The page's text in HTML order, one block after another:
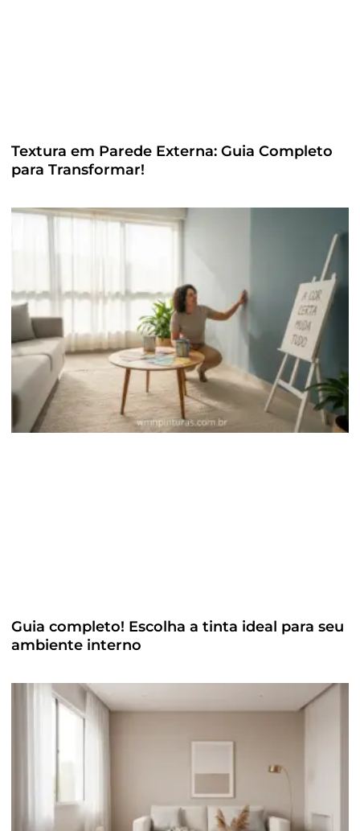
Textura em Parede Externa: Guia Completo
para Transformar!
Guia completo! Escolha a tinta ideal para seu
ambiente interno